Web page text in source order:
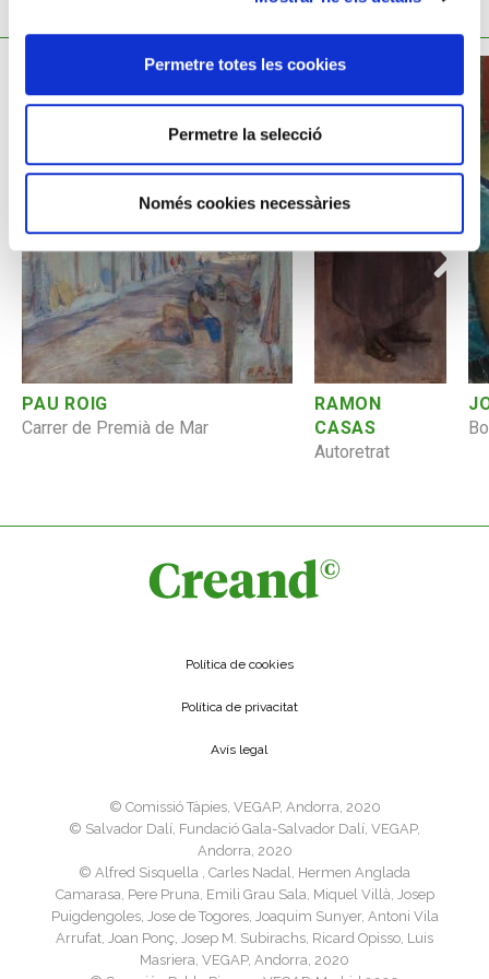
Permetre totes les cookies
Permetre la selecció
Només cookies necessàries
PAU ROIG
Carrer de Premià de Mar
RAMON
CASAS
Autoretrat
Política de cookies
Política de privacitat
Avís legal
©️ Comissió Tàpies, VEGAP, Andorra, 2020
©️ Salvador Dalí, Fundació Gala-Salvador Dalí, VEGAP,
Andorra, 2020
©️ Alfred Sisquella , Carles Nadal, Hermen Anglada
Camarasa, Pere Pruna, Emili Grau Sala, Miquel Villà, Josep
Puigdengoles, Jose de Togores, Joaquim Sunyer, Antoni Vila
Arrufat, Joan Ponç, Josep M. Subirachs, Ricard Opisso, Luis
Masriera, VEGAP, Andorra, 2020